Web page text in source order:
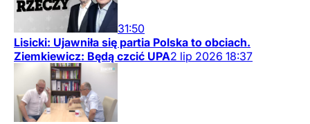
31:50
Lisicki: Ujawniła się partia Polska to obciach.
Ziemkiewicz: Będą czcić UPA2 lip 2026 18:37